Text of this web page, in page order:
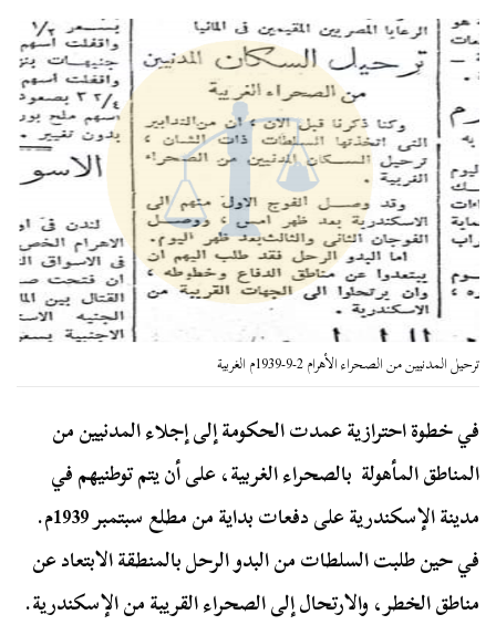
ترحيل المدنيين من الصحراء الأهرام 2-9-1939م الغربية
في خطوة احترازية عمدت الحكومة إلى إجلاء المدنيين من
المناطق المأهولة بالصحراء الغربية، على أن يتم توطنيهم في
مدينة الإسكندرية على دفعات بداية من مطلع سبتمبر 1939م.
في حين طلبت السلطات من البدو الرحل بالمنطقة الابتعاد عن
مناطق الخطر، والارتحال إلى الصحراء القريبة من الإسكندرية.